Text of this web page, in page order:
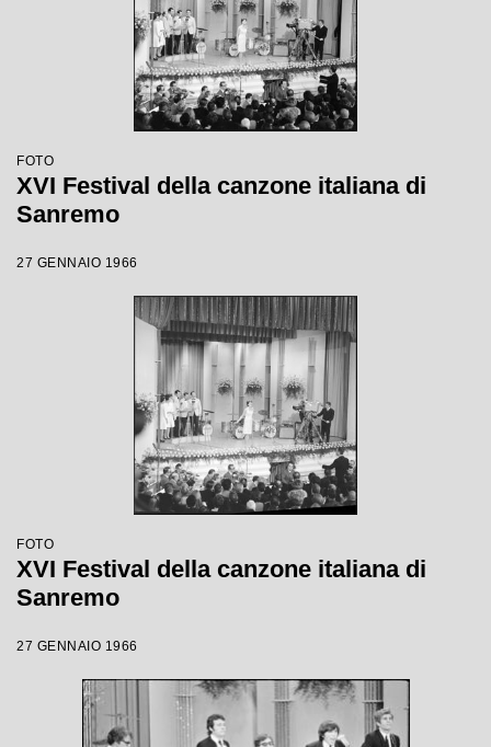
FOTO
XVI Festival della canzone italiana di
Sanremo
27 GENNAIO 1966
FOTO
XVI Festival della canzone italiana di
Sanremo
27 GENNAIO 1966